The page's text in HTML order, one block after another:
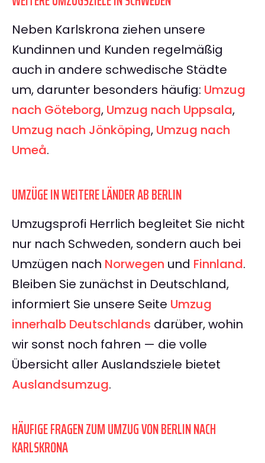
Neben Karlskrona ziehen unsere
Kundinnen und Kunden regelmäßig
auch in andere schwedische Städte
um, darunter besonders häufig: Umzug
nach Göteborg, Umzug nach Uppsala,
Umzug nach Jönköping, Umzug nach
Umeå.
UMZÜGE IN WEITERE LÄNDER AB BERLIN
Umzugsprofi Herrlich begleitet Sie nicht
nur nach Schweden, sondern auch bei
Umzügen nach Norwegen und Finnland.
Bleiben Sie zunächst in Deutschland,
informiert Sie unsere Seite Umzug
innerhalb Deutschlands darüber, wohin
wir sonst noch fahren — die volle
Übersicht aller Auslandsziele bietet
Auslandsumzug.
HÄUFIGE FRAGEN ZUM UMZUG VON BERLIN NACH
KARLSKRONA